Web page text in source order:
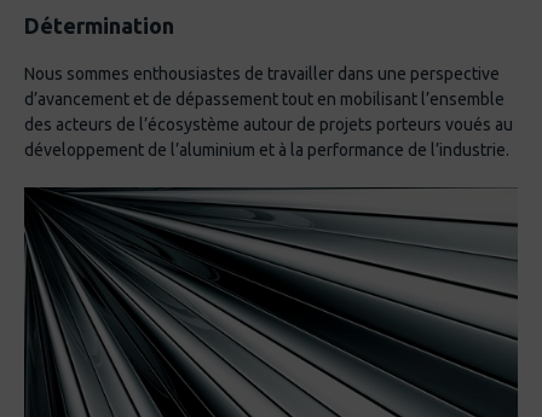
Détermination
Nous sommes enthousiastes de travailler dans une perspective
d’avancement et de dépassement tout en mobilisant l’ensemble
des acteurs de l’écosystème autour de projets porteurs voués au
développement de l’aluminium et à la performance de l’industrie.